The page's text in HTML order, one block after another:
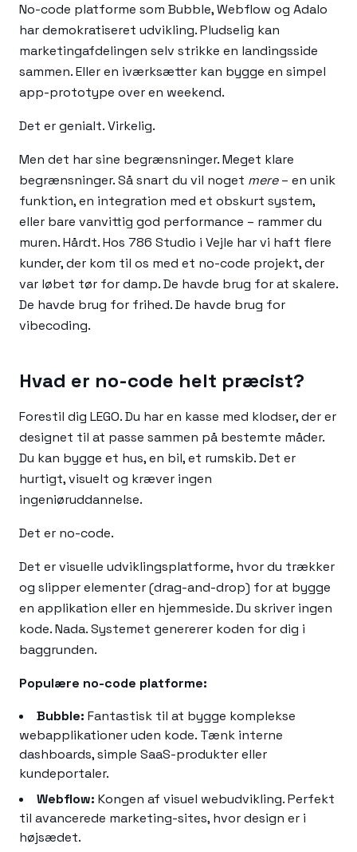
No-code platforme som Bubble, Webflow og Adalo
har demokratiseret udvikling. Pludselig kan
marketingafdelingen selv strikke en landingsside
sammen. Eller en iværksætter kan bygge en simpel
app-prototype over en weekend.
Det er genialt. Virkelig.
Men det har sine begrænsninger. Meget klare
begrænsninger. Så snart du vil noget mere– en unik
funktion, en integration med et obskurt system,
eller bare vanvittig god performance – rammer du
muren. Hårdt. Hos 786 Studio i Vejle har vi haft flere
kunder, der kom til os med et no-code projekt, der
var løbet tør for damp. De havde brug for at skalere.
De havde brug for frihed. De havde brug for
vibecoding.
Hvad er no-code helt præcist?
Forestil dig LEGO. Du har en kasse med klodser, der er
designet til at passe sammen på bestemte måder.
Du kan bygge et hus, en bil, et rumskib. Det er
hurtigt, visuelt og kræver ingen
ingeniøruddannelse.
Det er no-code.
Det er visuelle udviklingsplatforme, hvor du trækker
og slipper elementer (drag-and-drop) for at bygge
en applikation eller en hjemmeside. Du skriver ingen
kode. Nada. Systemet genererer koden for dig i
baggrunden.
Populære no-code platforme:
Bubble: Fantastisk til at bygge komplekse
webapplikationer uden kode. Tænk interne
dashboards, simple SaaS-produkter eller
kundeportaler.
Webflow: Kongen af visuel webudvikling. Perfekt
til avancerede marketing-sites, hvor design er i
højsædet.